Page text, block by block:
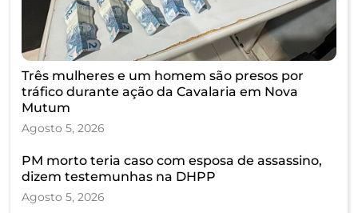
Três mulheres e um homem são presos por
tráfico durante ação da Cavalaria em Nova
Mutum
Agosto 5, 2026
PM morto teria caso com esposa de assassino,
dizem testemunhas na DHPP
Agosto 5, 2026